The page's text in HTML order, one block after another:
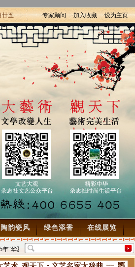
廿五 ·专家顾问 ·加入收藏 ·设为主页
陶韵瓷风 绿色添香 在线展览
华夏雄风” 第五届中国风全国书画交流赛暨纪念抗
周年书画展7月28日起征稿2015/7/28